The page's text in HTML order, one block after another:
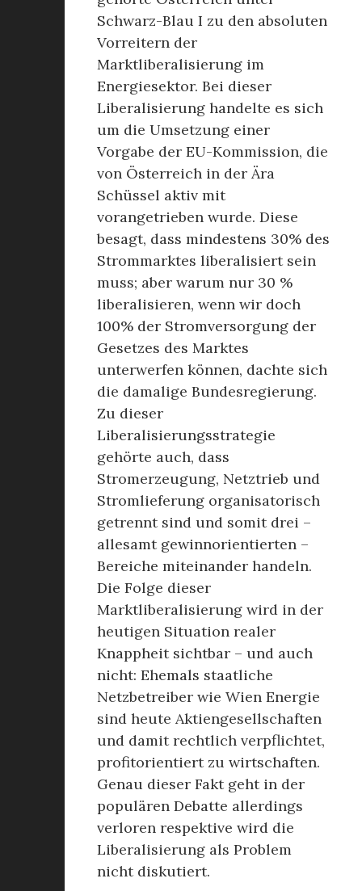
Schwarz-Blau I zu den absoluten
Vorreitern der
Marktliberalisierung im
Energiesektor. Bei dieser
Liberalisierung handelte es sich
um die Umsetzung einer
Vorgabe der EU-Kommission, die
von Österreich in der Ära
Schüssel aktiv mit
vorangetrieben wurde. Diese
besagt, dass mindestens 30% des
Strommarktes liberalisiert sein
muss; aber warum nur 30 %
liberalisieren, wenn wir doch
100% der Stromversorgung der
Gesetzes des Marktes
unterwerfen können, dachte sich
die damalige Bundesregierung.
Zu dieser
Liberalisierungsstrategie
gehörte auch, dass
Stromerzeugung, Netztrieb und
Stromlieferung organisatorisch
getrennt sind und somit drei –
allesamt gewinnorientierten –
Bereiche miteinander handeln.
Die Folge dieser
Marktliberalisierung wird in der
heutigen Situation realer
Knappheit sichtbar – und auch
nicht: Ehemals staatliche
Netzbetreiber wie Wien Energie
sind heute Aktiengesellschaften
und damit rechtlich verpflichtet,
profitorientiert zu wirtschaften.
Genau dieser Fakt geht in der
populären Debatte allerdings
verloren respektive wird die
Liberalisierung als Problem
nicht diskutiert.